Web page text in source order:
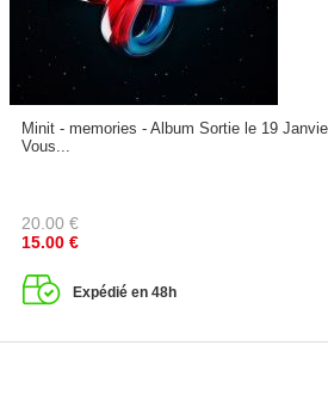
Minit - memories - Album Sortie le 19
Vous...
20.00 €
15.00 €
Expédié en 48h